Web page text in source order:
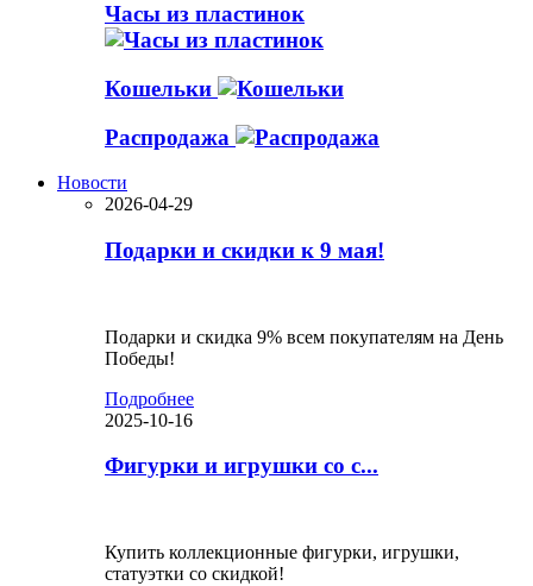
Часы из пластинок
Кошельки
Распродажа
Новости
2026-04-29
Подарки и скидки к 9 мая!
Подарки и скидка 9% всем покупателям на День
Победы!
Подробнее
2025-10-16
Фигурки и игрушки со с...
Купить коллекционные фигурки, игрушки,
статуэтки со скидкой!